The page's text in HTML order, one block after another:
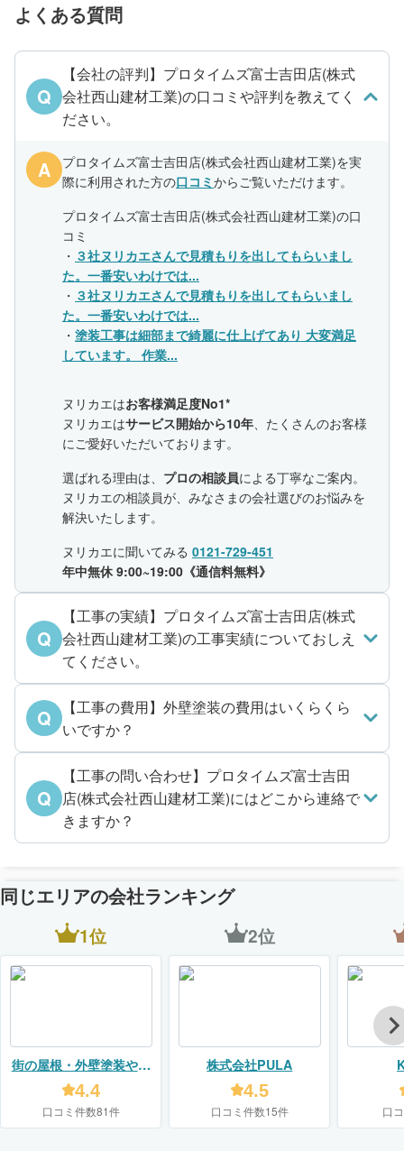
よくある質問
Q
【会社の評判】プロタイムズ富士吉田店(株式
会社西山建材工業)の口コミや評判を教えてく
ださい。
A
プロタイムズ富士吉田店(株式会社西山建材工業)を実
際に利用された方の口コミからご覧いただけます。
プロタイムズ富士吉田店(株式会社西山建材工業)の口
コミ
・ ３社ヌリカエさんで見積もりを出してもらいまし
た。一番安いわけでは...
・ ３社ヌリカエさんで見積もりを出してもらいまし
た。一番安いわけでは...
・ 塗装工事は細部まで綺麗に仕上げてあり 大変満足
しています。 作業...
ヌリカエはお客様満足度No1*
ヌリカエはサービス開始から10年、たくさんのお客様
にご愛好いただいております。
選ばれる理由は、 プロの相談員による丁寧なご案内。
ヌリカエの相談員が、みなさまの会社選びのお悩みを
解決いたします。
ヌリカエに聞いてみる 0121-729-451
年中無休 9:00~19:00《通信料無料》
Q
【工事の実績】プロタイムズ富士吉田店(株式
会社西山建材工業)の工事実績についておしえ
てください。
Q
【工事の費用】外壁塗装の費用はいくらくら
いですか？
Q
【工事の問い合わせ】プロタイムズ富士吉田
店(株式会社西山建材工業)にはどこから連絡で
きますか？
同じエリアの会社ランキング
1位
街の屋根・外壁塗装やさ
ん（株式会社クリーン）
4.4
口コミ件数81件
2位
株式会社PULA
4.5
口コミ件数15件 口